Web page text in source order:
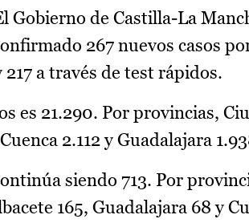
Gobierno de Castilla-La
267 nuevos casos
a través de test rápidos.
es 21.290. Por provincias,
2.112 y Guadalajara
siendo 713. Por
165, Guadalajara 68 y